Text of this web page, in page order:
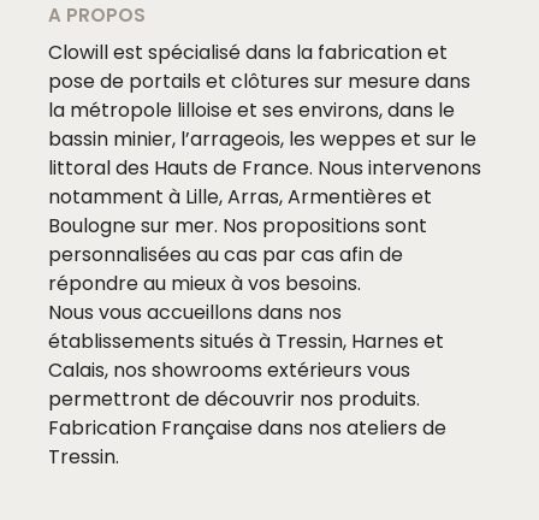
A PROPOS
Clowill est spécialisé dans la fabrication et
pose de portails et clôtures sur mesure dans
la métropole lilloise et ses environs, dans le
bassin minier, l’arrageois, les weppes et sur le
littoral des Hauts de France. Nous intervenons
notamment à Lille, Arras, Armentières et
Boulogne sur mer. Nos propositions sont
personnalisées au cas par cas afin de
répondre au mieux à vos besoins.
Nous vous accueillons dans nos
établissements situés à Tressin, Harnes et
Calais, nos showrooms extérieurs vous
permettront de découvrir nos produits.
Fabrication Française dans nos ateliers de
Tressin.